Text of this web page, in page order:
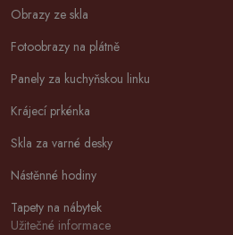
Obrazy ze skla
Fotoobrazy na plátně
Panely za kuchyňskou linku
Krájecí prkénka
Skla za varné desky
Nástěnné hodiny
Tapety na nábytek
Užitečné informace